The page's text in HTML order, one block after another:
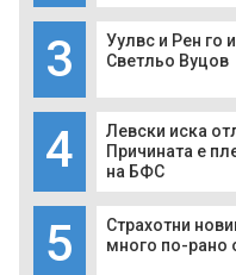
3
Уулвс и Рен го
Светльо Вуцов
4
Левски иска
Причината е
на БФС
5
Страхотни
много по-рано